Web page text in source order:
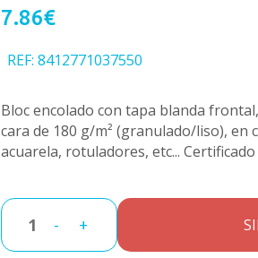
7.86€
REF: 8412771037550
Bloc encolado con tapa blanda
cara de 180 g/m² (granulado/liso),
acuarela, rotuladores, etc...
- +